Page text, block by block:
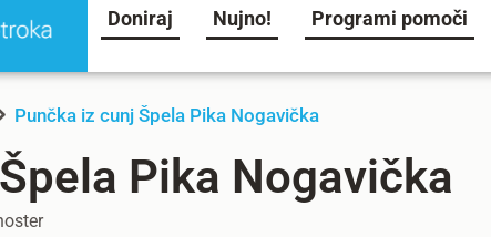
Doniraj Nujno! Programi pomoči
Punčka iz cunj Špela Pika Nogavička
Pika Nogavička